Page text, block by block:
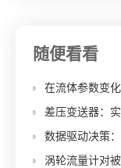
随便看看
在流体参数变化较大
差压变送器：
数据驱动决策
涡轮流量计对被测流